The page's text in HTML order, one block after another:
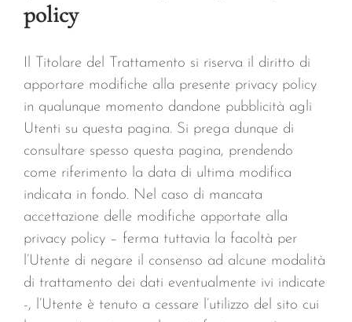
policy
Il Titolare del Trattamento si riserva il diritto di
apportare modifiche alla presente privacy policy
in qualunque momento dandone pubblicità agli
Utenti su questa pagina. Si prega dunque di
consultare spesso questa pagina, prendendo
come riferimento la data di ultima modifica
indicata in fondo. Nel caso di mancata
accettazione delle modifiche apportate alla
privacy policy – ferma tuttavia la facoltà per
l’Utente di negare il consenso ad alcune modalità
di trattamento dei dati eventualmente ivi indicate
-, l’Utente è tenuto a cessare l’utilizzo del sito cui